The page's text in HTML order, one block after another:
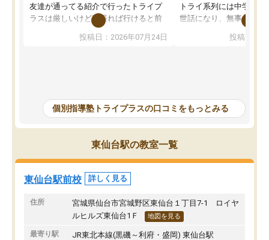
友達が通ってる紹介で行ったトライプ
ラスは厳しいけど頑張れば行けると前
向きな意見を言ってくれてくれたので
希望のある方に決めました。しかし、
を教えて頂き出来ないことが出来るよ
うになった、覚えられたと喜んでると
ころ見て、見捨てず教えてもらって本
当に感謝しかないです。志望校は下が
ってしまったけどとても先生達もいい
方で通ってよかったと思いました。
投稿日：2026年07月24日
トライ系列には中学校受
世話になり、無事に志望
生との相性が良く、苦
す。先生ごとの得意科目
く表示されていた点も魅
方で、塾長が何度も交代
投稿日：
個別指導塾トライプラスの口コミをもっとみる
東仙台駅の教室一覧
東仙台駅前校 詳しく見る
住所
宮城県仙台市宮城野区東仙台１丁目7-1 ロイヤ
ルヒルズ東仙台1Ｆ
地図を見る
最寄り駅 JR東北本線(黒磯～利府・盛岡) 東仙台駅